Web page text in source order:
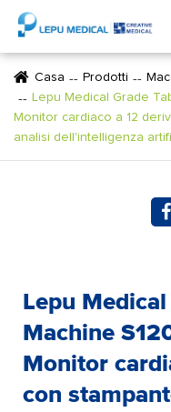
Casa Prodotti
Lepu Medical Grade
Monitor cardiaco a 12
analisi dell'intelligenza
Lepu Medical
Machine
Monitor
con